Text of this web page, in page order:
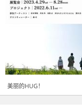
美丽的HUG！